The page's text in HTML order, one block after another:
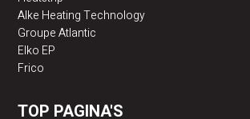
Alke Heating Technology
Groupe Atlantic
Elko EP
Frico
TOP PAGINA'S